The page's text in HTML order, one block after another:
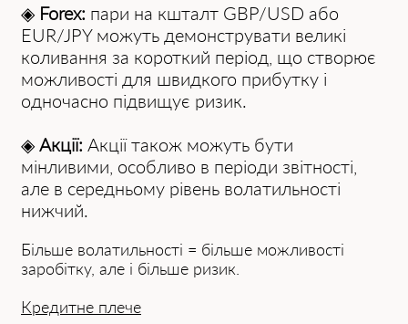
◈ Forex: пари на кшталт GBP/USD або
EUR/JPY можуть демонструвати великі
коливання за короткий період, що створює
можливості для швидкого прибутку і
одночасно підвищує ризик.
◈Акції: Акції також можуть бути
мінливими, особливо в періоди звітності,
але в середньому рівень волатильності
нижчий.
Більше волатильності = більше можливості
заробітку, але і більше ризик.
Кредитне плече